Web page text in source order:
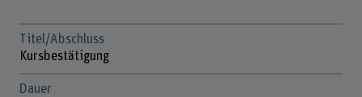
Titel/Abschluss
Kursbestätigung
Dauer